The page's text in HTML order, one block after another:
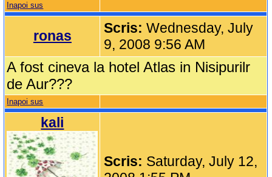
Inapoi sus
ronas Scris:Wednesday, July
9, 2008 9:56 AM
A fost cineva la hotel Atlas in Nisipurilr
de Aur???
Inapoi sus
kali
Scris: Saturday, July 12,